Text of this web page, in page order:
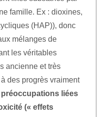
famille. Ex : dioxines,
(HAP)), donc
mélanges de
les véritables
ancienne et très
des progrès vraiment
préoccupations liées
(« effets